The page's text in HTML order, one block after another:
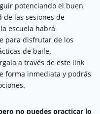
potenciando el buen
de las sesiones de
escuela habrá
para disfrutar de los
forma inmediata y podrás
no puedes practicar lo